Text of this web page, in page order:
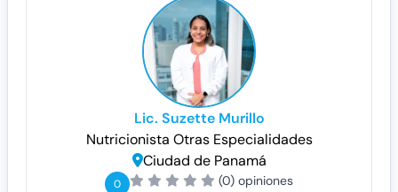
Lic. Suzette Murillo
Nutricionista Otras Especialidades
Ciudad de Panamá
0 (0) opiniones